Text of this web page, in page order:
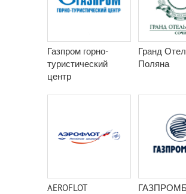
Газпром горно-
туристический
центр
Гранд
Поляна
AEROFLOT